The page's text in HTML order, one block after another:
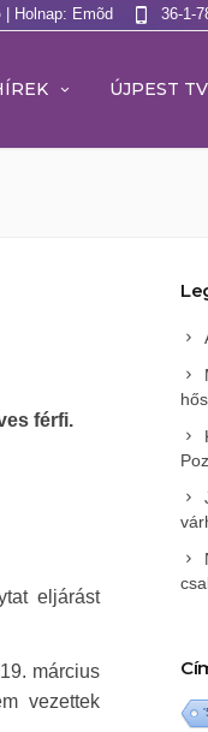
| Holnap: Emõd 36-1-
ÚJPEST TV
férfi.
eljárást
március
vezettek